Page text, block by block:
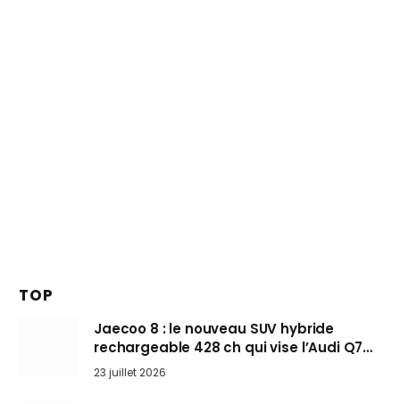
TOP
Jaecoo 8 : le nouveau SUV hybride
rechargeable 428 ch qui vise l’Audi Q7
arrive en Europe cet automne
23 juillet 2026